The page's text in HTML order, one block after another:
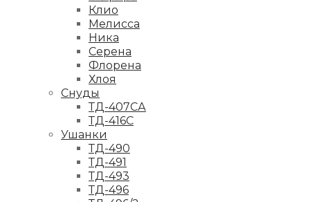
Клио
Мелисса
Ника
Серена
Флорена
Хлоя
Снуды
ТД-407СА
ТД-416С
Ушанки
ТД-490
ТД-491
ТД-493
ТД-496